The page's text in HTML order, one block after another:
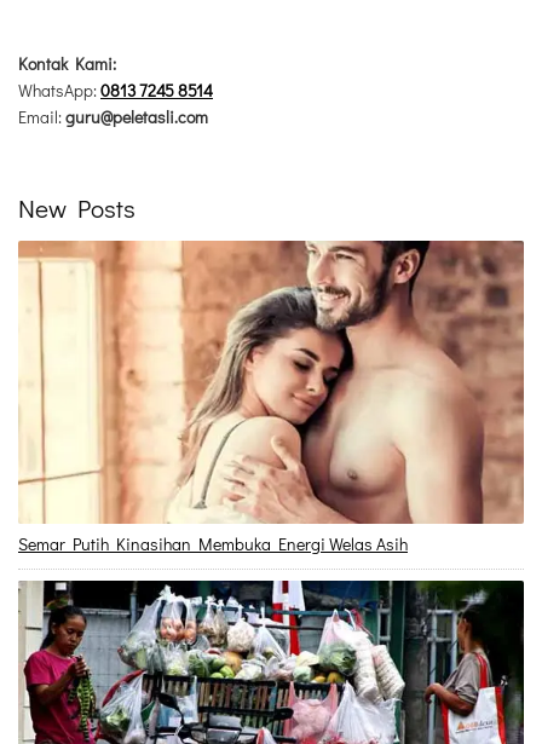
Kontak Kami:
WhatsApp:0813 7245 8514
Email:guru@peletasli.com
New Posts
Semar Putih Kinasihan Membuka Energi Welas Asih